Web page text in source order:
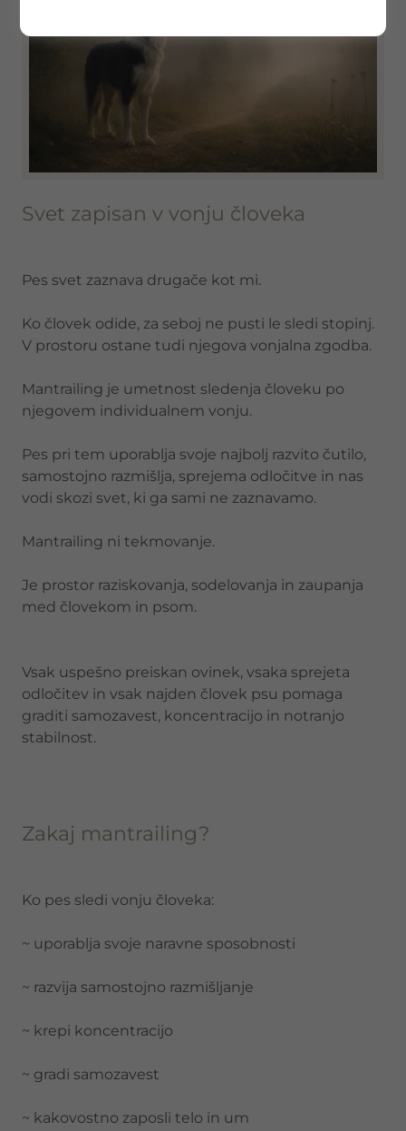
Svet zapisan v vonju človeka
Pes svet zaznava drugače kot mi.
Ko človek odide, za seboj ne pusti le sledi stopinj.
V prostoru ostane tudi njegova vonjalna zgodba.
Mantrailing je umetnost sledenja človeku po
njegovem individualnem vonju.
Pes pri tem uporablja svoje najbolj razvito čutilo,
samostojno razmišlja, sprejema odločitve in nas
vodi skozi svet, ki ga sami ne zaznavamo.
Mantrailing ni tekmovanje.
Je prostor raziskovanja, sodelovanja in zaupanja
med človekom in psom.
Vsak uspešno preiskan ovinek, vsaka sprejeta
odločitev in vsak najden človek psu pomaga
graditi samozavest, koncentracijo in notranjo
stabilnost.
Zakaj mantrailing?
Ko pes sledi vonju človeka:
~ uporablja svoje naravne sposobnosti
~ razvija samostojno razmišljanje
~ krepi koncentracijo
~ gradi samozavest
~ kakovostno zaposli telo in um